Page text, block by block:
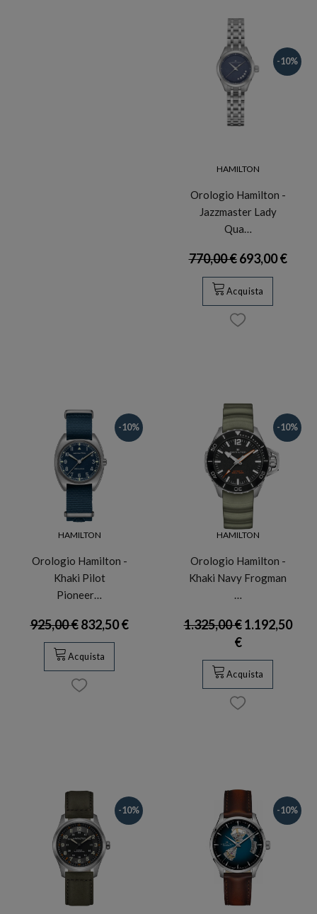
-10%
HAMILTON
Orologio Hamilton -
Jazzmaster Lady
Qua…
770,00 €693,00 €
Acquista
-10%
HAMILTON
Orologio Hamilton -
Khaki Pilot
Pioneer…
925,00 €832,50 €
Acquista
-10%
HAMILTON
Orologio Hamilton -
Khaki Navy Frogman
1.325,00 €1.192,50
€
Acquista
-10% -10%